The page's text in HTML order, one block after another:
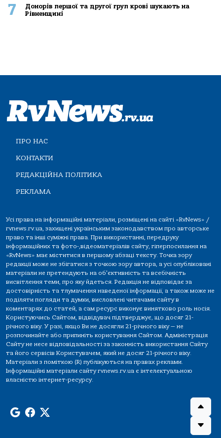
7
Донорів першої та другої груп крові шукають на
Рівненщині
ПРО НАС
КОНТАКТИ
РЕДАКЦІЙНА ПОЛІТИКА
РЕКЛАМА
Усі права на інформаційні матеріали, розміщені на сайті «RvNews» /
rvnews.rv.ua, захищені українським законодавством про авторське
право та інші суміжні права. При використанні, передруку
інформаційних та фото-,відеоматеріалів сайту, гіперпосилання на
«RvNews» має міститися в першому абзаці тексту. Точка зору
редакції може не збігатися з точкою зору автора, а усі опубліковані
матеріали не претендують на об'єктивність та всебічність
висвітлення теми, про яку йдеться. Редакція не відповідає за
достовірність та тлумачення наведеної інформації, а також може не
поділяти погляди та думки, висловлені читачами сайту в
коментарях до статей, а сам ресурс виконує винятково роль носія.
Користуючись Сайтом, відвідувач підтверджує, що досяг 21-
річного віку. У разі, якщо Ви не досягли 21-річного віку — не
розпочинайте або припиніть користування Сайтом. Адміністрація
Сайту не несе відповідальності за законність використання Сайту
та його сервісів Користувачем, який не досяг 21-річного віку.
Матеріали з поміткою (R) публікуються на правах реклами.
Інформаційні матеріали сайту rvnews.rv.ua є інтелектуальною
власністю інтернет-ресурсу.